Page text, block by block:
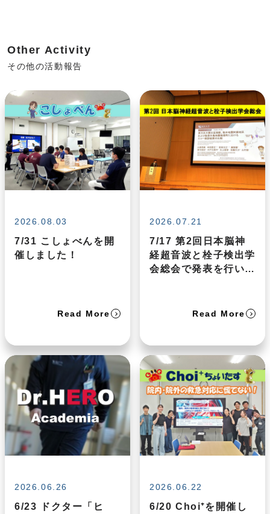
Other Activity
その他の活動報告
2026.08.03
7/31 こしょべんを開
催しました！
Read More
2026.07.21
7/17 第2回日本脳神
経超音波と栓子検出学
会総会で発表を行いま
Read More
2026.06.26
6/23 ドクター「ヒ
2026.06.22
6/20 Choi⁺を開催し